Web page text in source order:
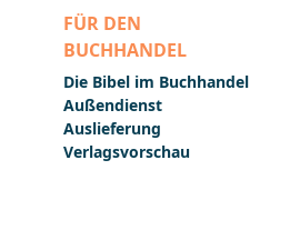
FÜR DEN
BUCHHANDEL
Die Bibel im Buchhandel
Außendienst
Auslieferung
Verlagsvorschau